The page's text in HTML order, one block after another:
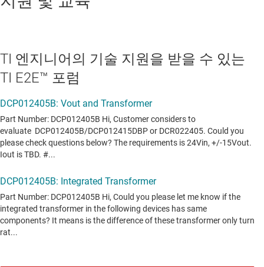
TI 엔지니어의 기술 지원을 받을 수 있는
TI E2E™ 포럼